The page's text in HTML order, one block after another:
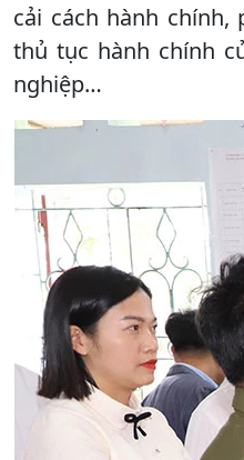
cải cách hành
thủ tục hành chính
nghiệp…